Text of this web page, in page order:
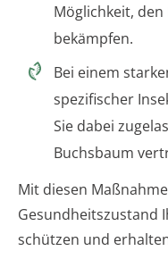
Möglichkeit,
bekämpfen.
Bei einem
spezifischer
Sie dabei
Buchsbaum
Mit diesen
Gesundheitszustand
schützen und